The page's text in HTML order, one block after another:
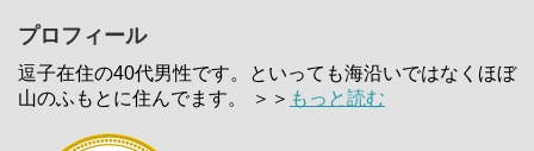
プロフィール
逗子在住の40代男性です。といっても海沿いではなくほぼ
山のふもとに住んでます。 ＞＞ もっと読む